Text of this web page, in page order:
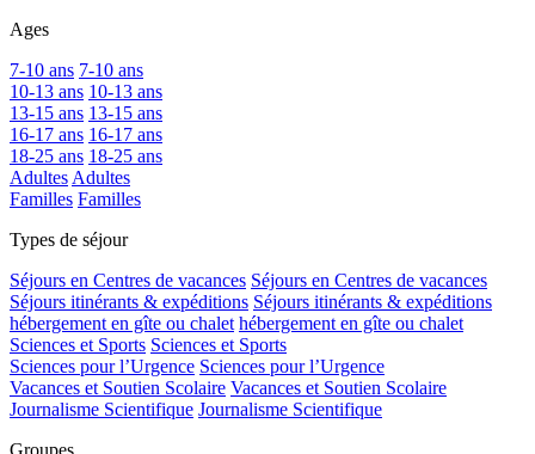
Ages
7-10 ans 7-10 ans
10-13 ans 10-13 ans
13-15 ans 13-15 ans
16-17 ans 16-17 ans
18-25 ans 18-25 ans
Adultes Adultes
Familles Familles
Types de séjour
Séjours en Centres de vacances Séjours en Centres de vacances
Séjours itinérants & expéditions Séjours itinérants & expéditions
hébergement en gîte ou chalet hébergement en gîte ou chalet
Sciences et Sports Sciences et Sports
Sciences pour l’Urgence Sciences pour l’Urgence
Vacances et Soutien Scolaire Vacances et Soutien Scolaire
Journalisme Scientifique Journalisme Scientifique
Groupes